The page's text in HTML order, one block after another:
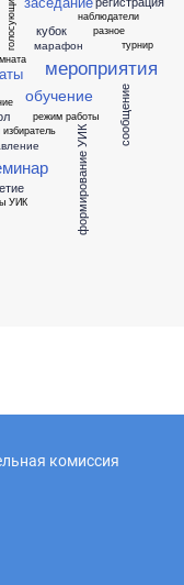
кубок
марафон
мероприятия
наблюдатели
обучение
разное
режим работы сообщение
турнир
формирование УИК
УИК
комиссия